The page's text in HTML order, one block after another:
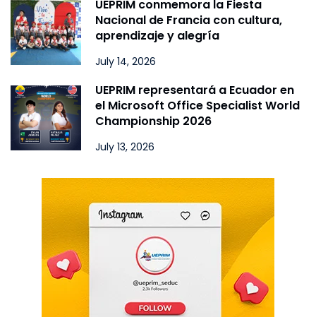
UEPRIM conmemora la Fiesta
Nacional de Francia con cultura,
aprendizaje y alegría
July 14, 2026
UEPRIM representará a Ecuador en
el Microsoft Office Specialist World
Championship 2026
July 13, 2026